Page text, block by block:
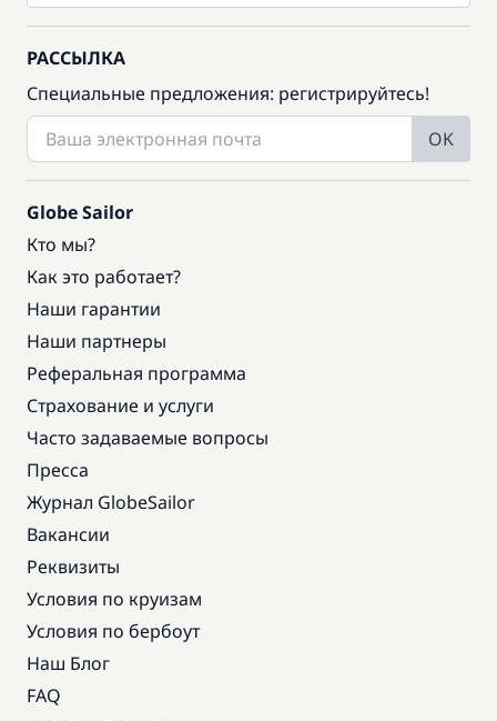
РАССЫЛКА
Специальные предложения: регистрируйтесь!
OK
Globe Sailor
Кто мы?
Как это работает?
Наши гарантии
Наши партнеры
Реферальная программа
Страхование и услуги
Часто задаваемые вопросы
Пресса
Журнал GlobeSailor
Вакансии
Реквизиты
Условия по круизам
Условия по бербоут
Наш Блог
FAQ